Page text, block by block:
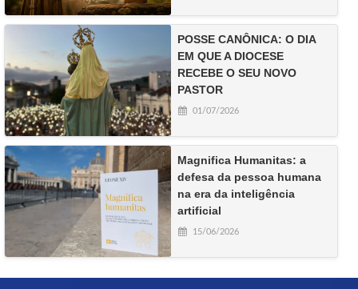
POSSE CANÔNICA: O DIA
EM QUE A DIOCESE
RECEBE O SEU NOVO
PASTOR
01/07/2026
Magnifica Humanitas: a
defesa da pessoa humana
na era da inteligência
artificial
15/06/2026